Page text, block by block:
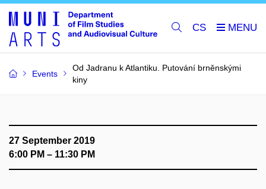
CS
Events
Od Jadranu k Atlantiku. Putování brněnskými
kiny
27 September 2019
6:00 PM – 11:30 PM